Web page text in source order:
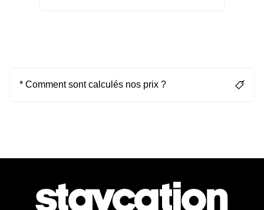
* Comment sont calculés nos prix ?